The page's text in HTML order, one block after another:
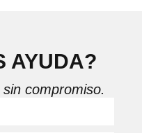
AYUDA?
compromiso.